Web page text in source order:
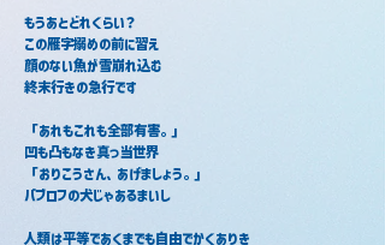
もうあとどれくらい？
この雁字搦めの前に習え
顔のない魚が雪崩れ込む
終末行きの急行です
「あれもこれも全部有害。」
凹も凸もなき真っ当世界
「おりこうさん、あげましょう。」
パブロフの犬じゃあるまいし
人類は平等であくまでも自由でかくありき